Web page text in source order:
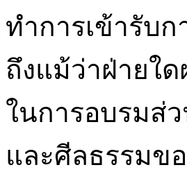
ทำการเข้ารับ
ถึงแม้ว่าฝ่ายใ
ในการอบรมส่
และศีลธรรมข